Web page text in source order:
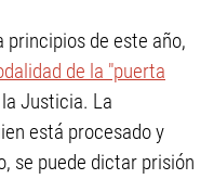
principios de este año,
de la "puerta
Justicia. La
está procesado y
se puede dictar prisión